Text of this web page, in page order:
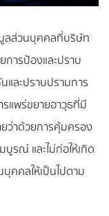
ลส่วนบุคคลที่บริษัท
ารป้องและปราบ
ละปราบปรามการ
แพร่ขยายอาวุธที่มี
ว่าด้วยการคุ้มครอง
รณ์ และไม่ก่อให้เกิด
คคลให้เป็นไปตาม